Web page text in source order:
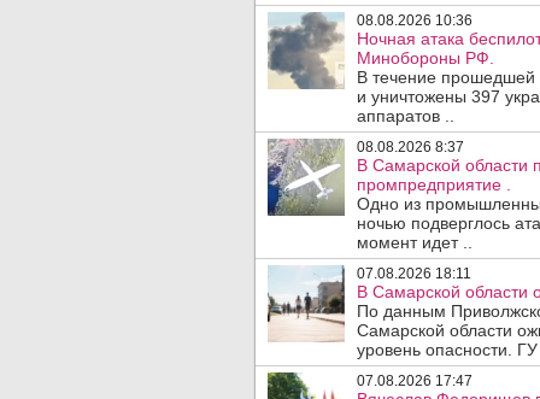
08.08.2026 10:36
Ночная атака
Минобороны РФ.
В течение
и уничтожены 397
аппаратов ..
08.08.2026 8:37
В Самарской области
промпредприятие .
Одно из
ночью подверглось
момент идет ..
07.08.2026 18:11
В Самарской области
По данным
Самарской области
уровень опасности.
07.08.2026 17:47